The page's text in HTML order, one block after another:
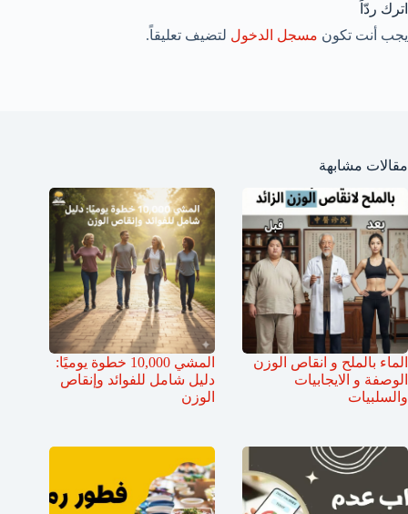
اترك ردّاً
يجب أنت تكون مسجل الدخول لتضيف تعليقاً.
مقالات مشابهة
الماء بالملح و انقاص الوزن
الوصفة و الايجابيات
والسلبيات
المشي 10,000 خطوة يوميًا:
دليل شامل للفوائد وإنقاص
الوزن